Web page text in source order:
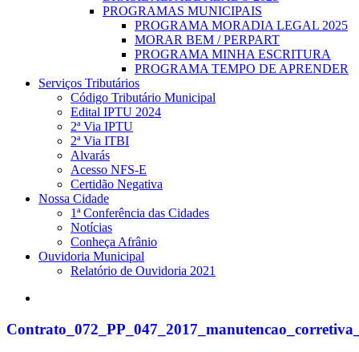
PROGRAMAS MUNICIPAIS
PROGRAMA MORADIA LEGAL 2025
MORAR BEM / PERPART
PROGRAMA MINHA ESCRITURA
PROGRAMA TEMPO DE APRENDER
Serviços Tributários
Código Tributário Municipal
Edital IPTU 2024
2ª Via IPTU
2ª Via ITBI
Alvarás
Acesso NFS-E
Certidão Negativa
Nossa Cidade
1ª Conferência das Cidades
Notícias
Conheça Afrânio
Ouvidoria Municipal
Relatório de Ouvidoria 2021